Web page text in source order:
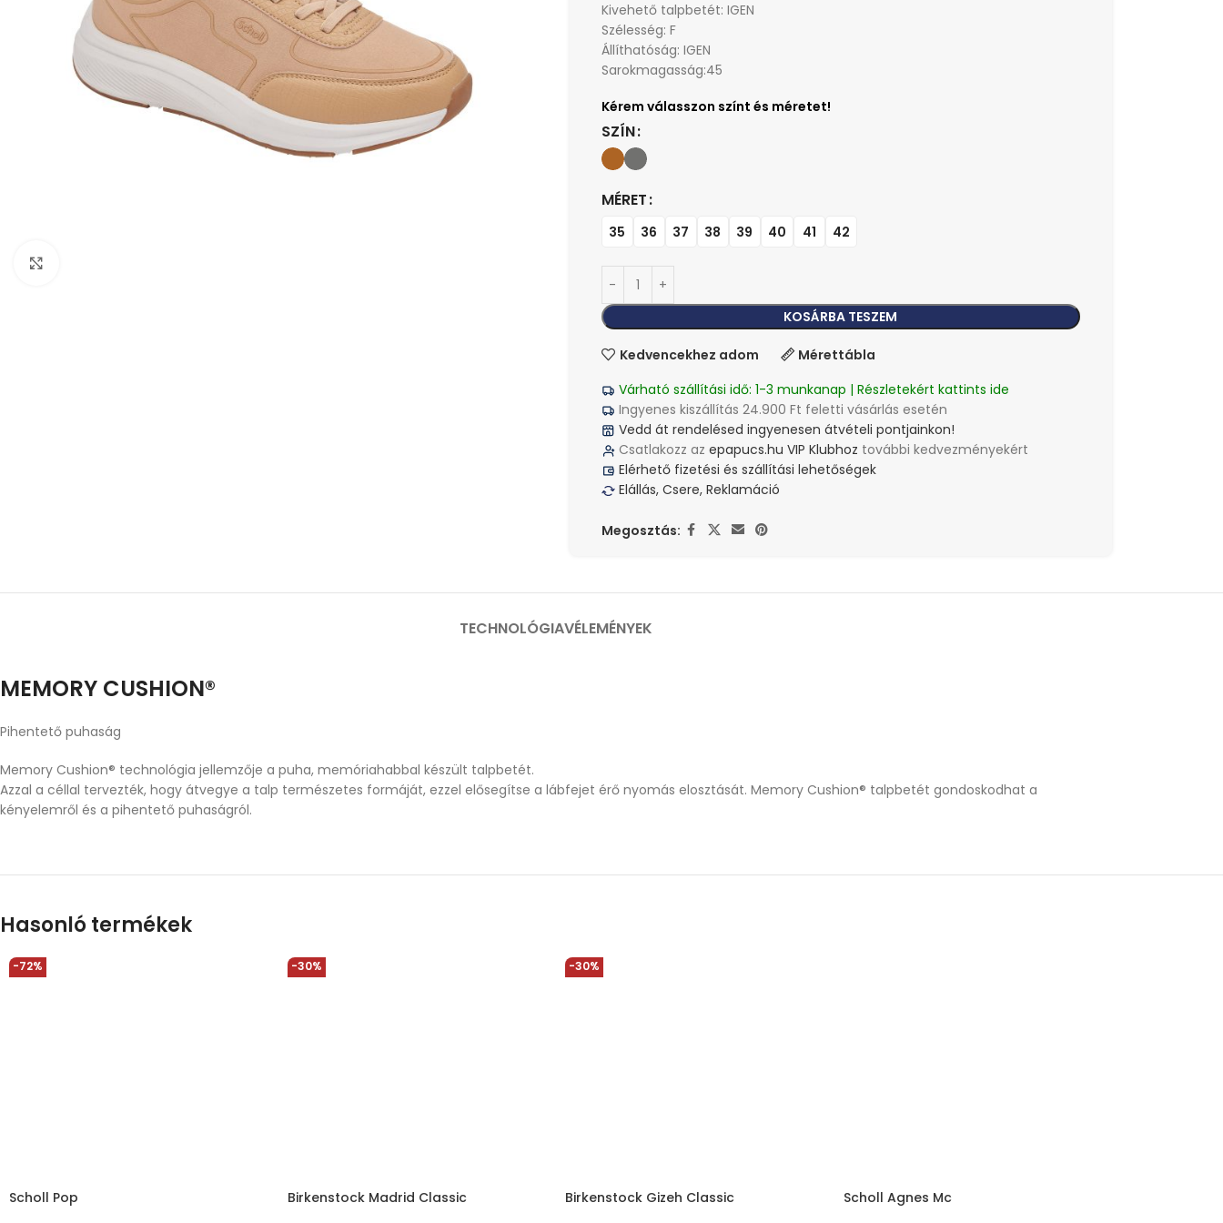
Kivehető talpbetét: IGEN
Szélesség: F
Állíthatóság: IGEN
Sarokmagasság:45
SZÍN
MÉRET
35 36 37 38 39 40 41 42
KOSÁRBA TESZEM
Kedvencekhez adom
Mérettábla
Várható szállítási idő: 1-3 munkanap | Részletekért kattints ide
Ingyenes kiszállítás 24.900 Ft feletti vásárlás esetén
Vedd át rendelésed ingyenesen átvételi pontjainkon!
Csatlakozz az epapucs.hu VIP Klubhoz további kedvezményekért
Elérhető fizetési és szállítási lehetőségek
Elállás, Csere, Reklamáció
Megosztás:
TECHNOLÓGIAVÉLEMÉNYEK
MEMORY CUSHION®
Pihentető puhaság
Memory Cushion® technológia jellemzője a puha, memóriahabbal készült talpbetét.
Azzal a céllal tervezték, hogy átvegye a talp természetes formáját, ezzel elősegítse a lábfejet érő nyomás elosztását. Memory Cushion® talpbetét gondoskodhat a
kényelemről és a pihentető puhaságról.
Hasonló termékek
-72%
Scholl Pop
-30%
Birkenstock Madrid Classic
-30%
Birkenstock Gizeh Classic Scholl Agnes Mc